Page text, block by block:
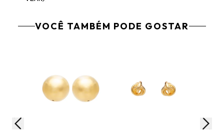
VOCÊ TAMBÉM PODE GOSTAR